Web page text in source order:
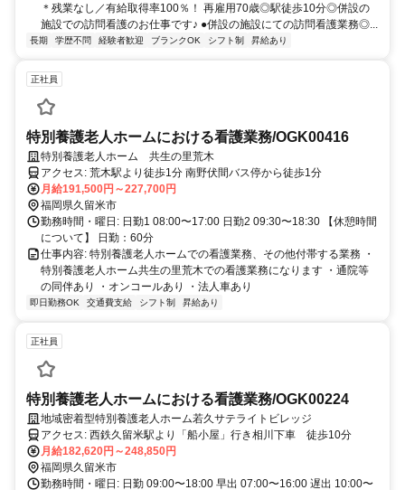
＊残業なし／有給取得率100％！ 再雇用70歳◎駅徒歩10分◎併設の
施設での訪問看護のお仕事です♪ ●併設の施設にての訪問看護業務◎...
長期 学歴不問 経験者歓迎 ブランクOK シフト制 昇給あり
正社員
特別養護老人ホームにおける看護業務/OGK00416
特別養護老人ホーム 共生の里荒木
アクセス: 荒木駅より徒歩1分 南野伏間バス停から徒歩1分
月給191,500円～227,700円
福岡県久留米市
勤務時間・曜日: 日勤1 08:00〜17:00 日勤2 09:30〜18:30 【休憩時間
について】 日勤：60分
仕事内容: 特別養護老人ホームでの看護業務、その他付帯する業務 ・
特別養護老人ホーム共生の里荒木での看護業務になります ・通院等
の同伴あり ・オンコールあり ・法人車あり
即日勤務OK 交通費支給 シフト制 昇給あり
正社員
特別養護老人ホームにおける看護業務/OGK00224
地域密着型特別養護老人ホーム若久サテライトビレッジ
アクセス: 西鉄久留米駅より「船小屋」行き相川下車 徒歩10分
月給182,620円～248,850円
福岡県久留米市
勤務時間・曜日: 日勤 09:00〜18:00 早出 07:00〜16:00 遅出 10:00〜